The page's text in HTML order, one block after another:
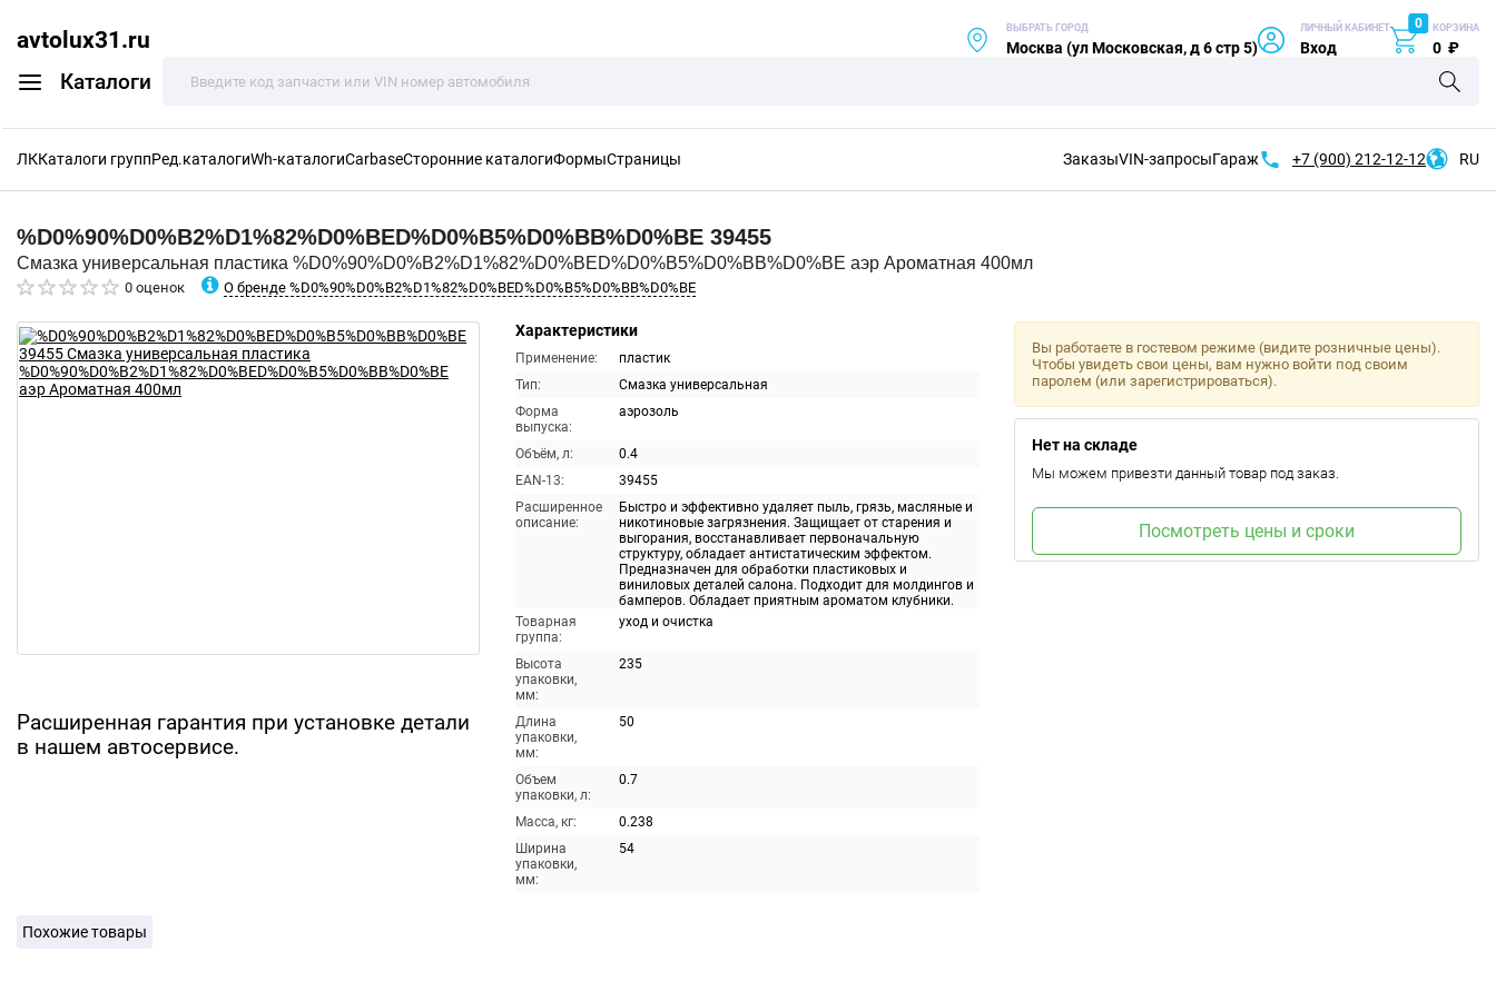
avtolux31.ru
Каталоги
ВЫБРАТЬ ГОРОД
Москва (ул Московская, д 6 стр 5)
ЛИЧНЫЙ КАБИНЕТ
Вход
0 КОРЗИНА
0 ₽
ЛККаталоги группРед.каталогиWh-каталогиCarbaseСторонние каталогиФормыСтраницы ЗаказыVIN-запросыГараж +7 (900) 212-12-12 RU
%D0%90%D0%B2%D1%82%D0%BED%D0%B5%D0%BB%D0%BE 39455
Смазка универсальная пластика %D0%90%D0%B2%D1%82%D0%BED%D0%B5%D0%BB%D0%BE аэр Ароматная 400мл
0 оценок О бренде %D0%90%D0%B2%D1%82%D0%BED%D0%B5%D0%BB%D0%BE
Расширенная гарантия при установке детали
в нашем автосервисе.
Характеристики
Применение:
пластик
Тип:
Смазка универсальная
Форма
выпуска:
аэрозоль
Объём, л:
0.4
EAN-13:
39455
Расширенное
описание:
Быстро и эффективно удаляет пыль, грязь, масляные и
никотиновые загрязнения. Защищает от старения и
выгорания, восстанавливает первоначальную
структуру, обладает антистатическим эффектом.
Предназначен для обработки пластиковых и
виниловых деталей салона. Подходит для молдингов и
бамперов. Обладает приятным ароматом клубники.
Товарная
группа:
уход и очистка
Высота
упаковки,
мм:
235
Длина
упаковки,
мм:
50
Объем
упаковки, л:
0.7
Масса, кг:
0.238
Ширина
упаковки,
мм:
54
Вы работаете в гостевом режиме (видите розничные цены).
Чтобы увидеть свои цены, вам нужно войти под своим
паролем (или зарегистрироваться).
Нет на складе
Мы можем привезти данный товар под заказ.
Посмотреть цены и сроки
Похожие товары